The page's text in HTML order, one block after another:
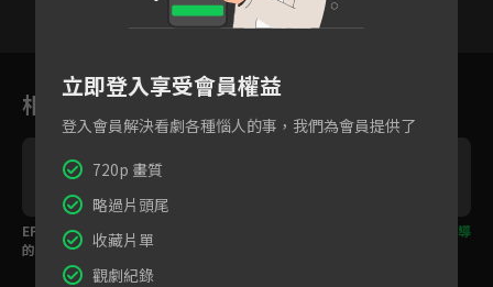
2 3
相關花絮
EP02預告：傳統市場裡
的小小江湖
每週三21:00和吳念真導
立即登入享受會員權益
登入會員解決看劇各種惱人的事，我們為會員提供了
720p 畫質
略過片頭尾
收藏片單
觀劇紀錄